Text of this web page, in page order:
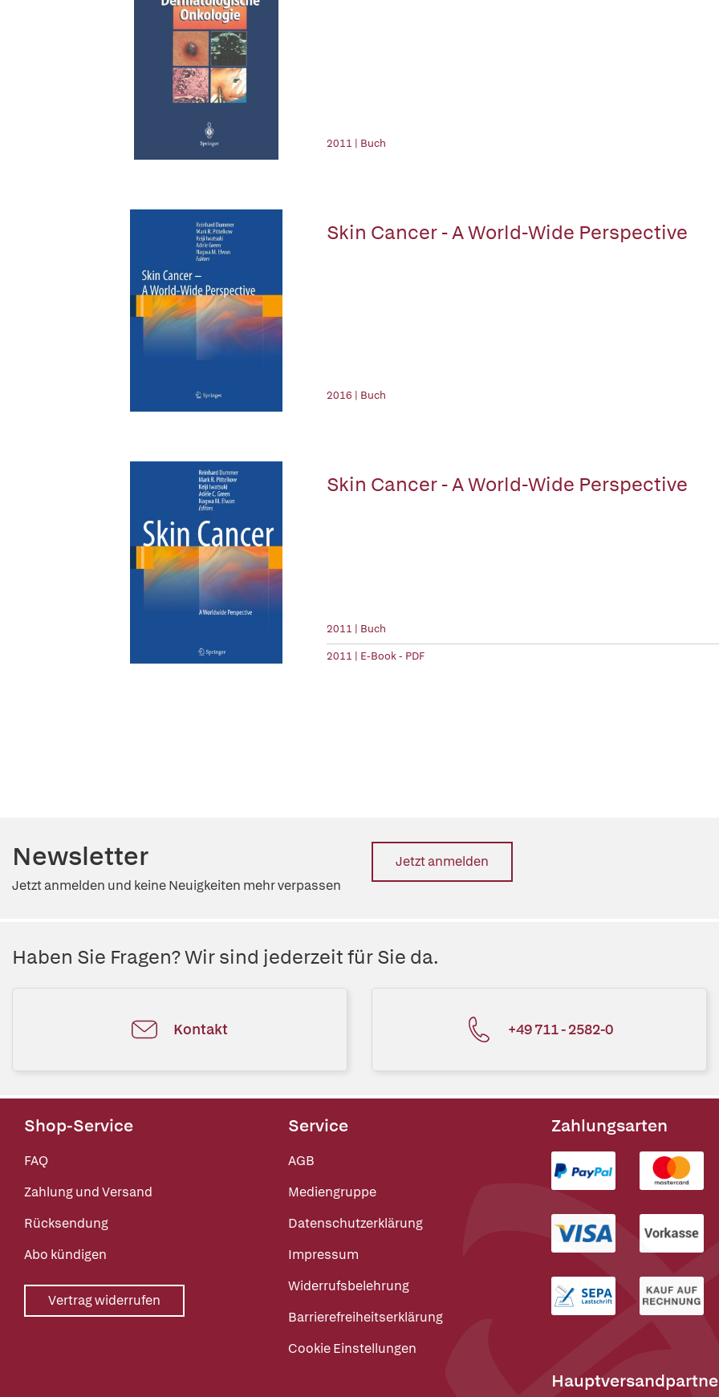
2011 | Buch
Skin Cancer - A World-Wide Perspective
2016 | Buch
Skin Cancer - A World-Wide Perspective
2011 | Buch
2011 | E-Book - PDF
Newsletter
Jetzt anmelden und keine Neuigkeiten mehr verpassen
Jetzt anmelden
Haben Sie Fragen? Wir sind jederzeit für Sie da.
Kontakt +49 711 - 2582-0
Shop-Service
FAQ
Zahlung und Versand
Rücksendung
Abo kündigen
Vertrag widerrufen
Service
AGB
Mediengruppe
Datenschutzerklärung
Impressum
Widerrufsbelehrung
Barrierefreiheitserklärung
Cookie Einstellungen
Zahlungsarten